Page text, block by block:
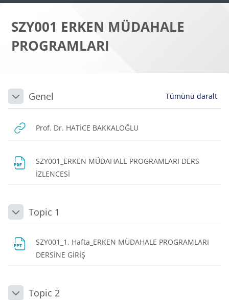
SZY001 ERKEN MÜDAHALE
PROGRAMLARI
Bloklar
Bölüm anahatları
DaraltGenel Tümünü daralt
Prof. Dr. HATİCE BAKKALOĞLU
SZY001_ERKEN MÜDAHALE PROGRAMLARI DERS
İZLENCESİ
DaraltTopic 1
SZY001_1. Hafta_ERKEN MÜDAHALE PROGRAMLARI
DERSİNE GİRİŞ
Topic 2